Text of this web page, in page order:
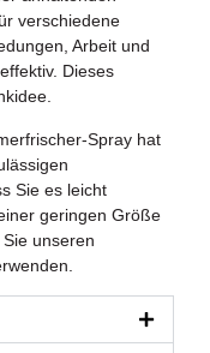
verschiedene
Arbeit und
Dieses
Spray hat
Sie es leicht
geringen Größe
unseren